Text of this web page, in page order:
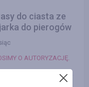
do ciasta ze
do pierogów
O AUTORYZACJĘ.